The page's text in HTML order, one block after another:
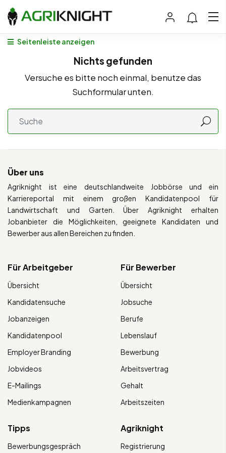
Seitenleiste anzeigen
Nichts gefunden
Versuche es bitte noch einmal, benutze das
Suchformular unten.
Über uns
Agriknight ist eine deutschlandweite Jobbörse und ein
Karriereportal mit einem großen Kandidatenpool für
Landwirtschaft und Garten. Über Agriknight erhalten
Jobanbieter die Möglichkeiten, geeignete Kandidaten und
Bewerber aus allen Bereichen zu finden.
Für Arbeitgeber
Übersicht
Kandidatensuche
Jobanzeigen
Kandidatenpool
Employer Branding
Jobvideos
E-Mailings
Medienkampagnen
Für Bewerber
Übersicht
Jobsuche
Berufe
Lebenslauf
Bewerbung
Arbeitsvertrag
Gehalt
Arbeitszeiten
Tipps
Bewerbungsgespräch
Agriknight
Registrierung